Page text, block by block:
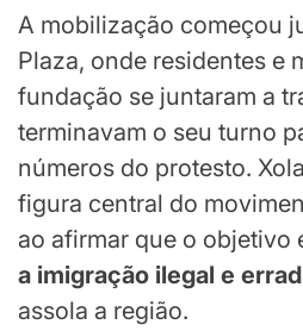
A mobilização começou
Plaza, onde residentes e
fundação se juntaram a
terminavam o seu turno
números do protesto.
figura central do
ao afirmar que o objetivo
a imigração ilegal e
assola a região.